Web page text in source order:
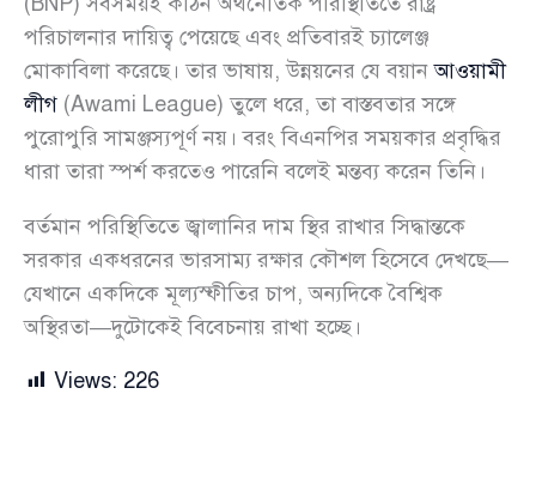
পরিচালনার দায়িত্ব পেয়েছে এবং প্রতিবারই চ্যালেঞ্জ
মোকাবিলা করেছে। তার ভাষায়, উন্নয়নের যে বয়ানআওয়ামী
লীগ (Awami League) তুলে ধরে, তা বাস্তবতার সঙ্গে
পুরোপুরি সামঞ্জস্যপূর্ণ নয়। বরং বিএনপির সময়কার প্রবৃদ্ধির
ধারা তারা স্পর্শ করতেও পারেনি বলেই মন্তব্য করেন তিনি।
বর্তমান পরিস্থিতিতে জ্বালানির দাম স্থির রাখার সিদ্ধান্তকে
সরকার একধরনের ভারসাম্য রক্ষার কৌশল হিসেবে দেখছে—
যেখানে একদিকে মূল্যস্ফীতির চাপ, অন্যদিকে বৈশ্বিক
অস্থিরতা—দুটোকেই বিবেচনায় রাখা হচ্ছে।
Views: 226